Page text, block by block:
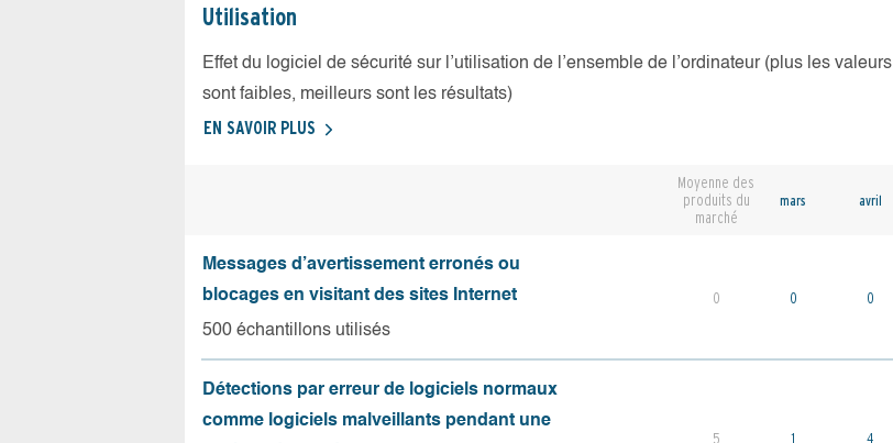
Utilisation
Effet du logiciel de sécurité sur l’utilisation de l’ensemble de l’ordinateur (plus les valeurs
sont faibles, meilleurs sont les résultats)
EN SAVOIR PLUS
Moyenne des
produits du
marché
mars avril
Messages d’avertissement erronés ou
blocages en visitant des sites Internet
500 échantillons utilisés
0 0 0
Détections par erreur de logiciels normaux
comme logiciels malveillants pendant une
5 1 4